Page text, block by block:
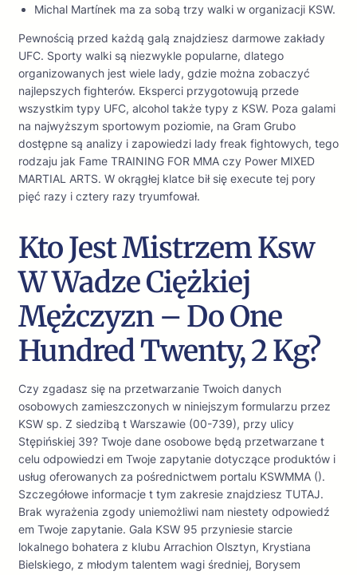
Michal Martínek ma za sobą trzy walki w organizacji KSW.
Pewnością przed każdą galą znajdziesz darmowe zakłady
UFC. Sporty walki są niezwykle popularne, dlatego
organizowanych jest wiele lady, gdzie można zobaczyć
najlepszych fighterów. Eksperci przygotowują przede
wszystkim typy UFC, alcohol także typy z KSW. Poza galami
na najwyższym sportowym poziomie, na Gram Grubo
dostępne są analizy i zapowiedzi lady freak fightowych, tego
rodzaju jak Fame TRAINING FOR MMA czy Power MIXED
MARTIAL ARTS. W okrągłej klatce bił się execute tej pory
pięć razy i cztery razy tryumfował.
Kto Jest Mistrzem Ksw
W Wadze Ciężkiej
Mężczyzn – Do One
Hundred Twenty, 2 Kg?
Czy zgadasz się na przetwarzanie Twoich danych
osobowych zamieszczonych w niniejszym formularzu przez
KSW sp. Z siedzibą t Warszawie (00-739), przy ulicy
Stępińskiej 39? Twoje dane osobowe będą przetwarzane t
celu odpowiedzi em Twoje zapytanie dotyczące produktów i
usług oferowanych za pośrednictwem portalu KSWMMA ().
Szczegółowe informacje t tym zakresie znajdziesz TUTAJ.
Brak wyrażenia zgody uniemożliwi nam niestety odpowiedź
em Twoje zapytanie. Gala KSW 95 przyniesie starcie
lokalnego bohatera z klubu Arrachion Olsztyn, Krystiana
Bielskiego, z młodym talentem wagi średniej, Borysem